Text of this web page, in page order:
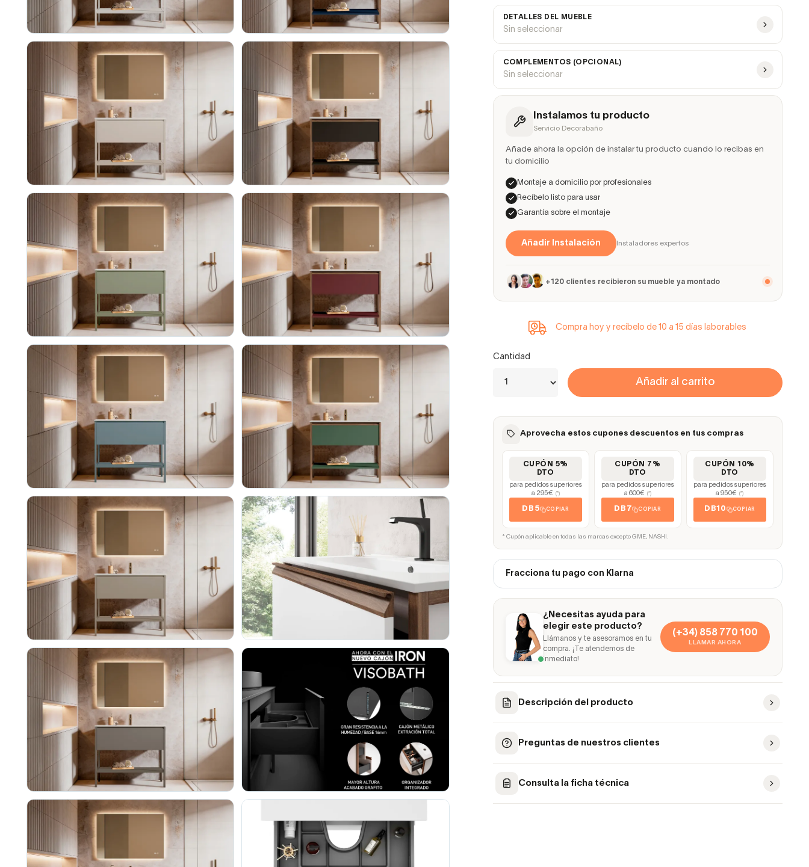
DETALLES DEL MUEBLE
Sin seleccionar
COMPLEMENTOS (OPCIONAL)
Sin seleccionar
Instalamos tu producto
Servicio Decorabaño
Añade ahora la opción de instalar tu producto cuando lo recibas en
tu domicilio
Montaje a domicilio por profesionales
Recíbelo listo para usar
Garantía sobre el montaje
Añadir Instalación Instaladores expertos
+120 clientes recibieron su mueble ya montado
Compra hoy y recíbelo de 10 a 15 días laborables
Cantidad
Añadir al carrito
Aprovecha estos cupones descuentos en tus compras
CUPÓN 5%
DTO
para pedidos superiores
a 295€
(*)
DB5 COPIAR
CUPÓN 7%
DTO
para pedidos superiores
a 600€
(*)
DB7 COPIAR
CUPÓN 10%
DTO
para pedidos superiores
a 950€
(*)
DB10 COPIAR
* Cupón aplicable en todas las marcas excepto GME, NASHI.
Fracciona tu pago con Klarna
¿Necesitas ayuda para
elegir este producto?
Llámanos y te asesoramos en tu
compra. ¡Te atendemos de
inmediato!
(+34) 858 770 100
LLAMAR AHORA
Descripción del producto
Preguntas de nuestros clientes
Consulta la ficha técnica